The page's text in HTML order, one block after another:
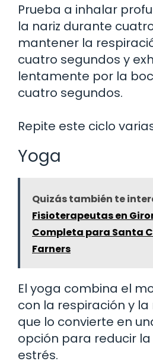
Prueba a inhalar
la nariz durante
mantener la
cuatro segundos y
lentamente por la
cuatro segundos.
Repite este ciclo
Yoga
Quizás también te
Fisioterapeutas en
Completa para Santa
Farners
El yoga combina el
con la respiración y
que lo convierte en
opción para reducir
estrés.